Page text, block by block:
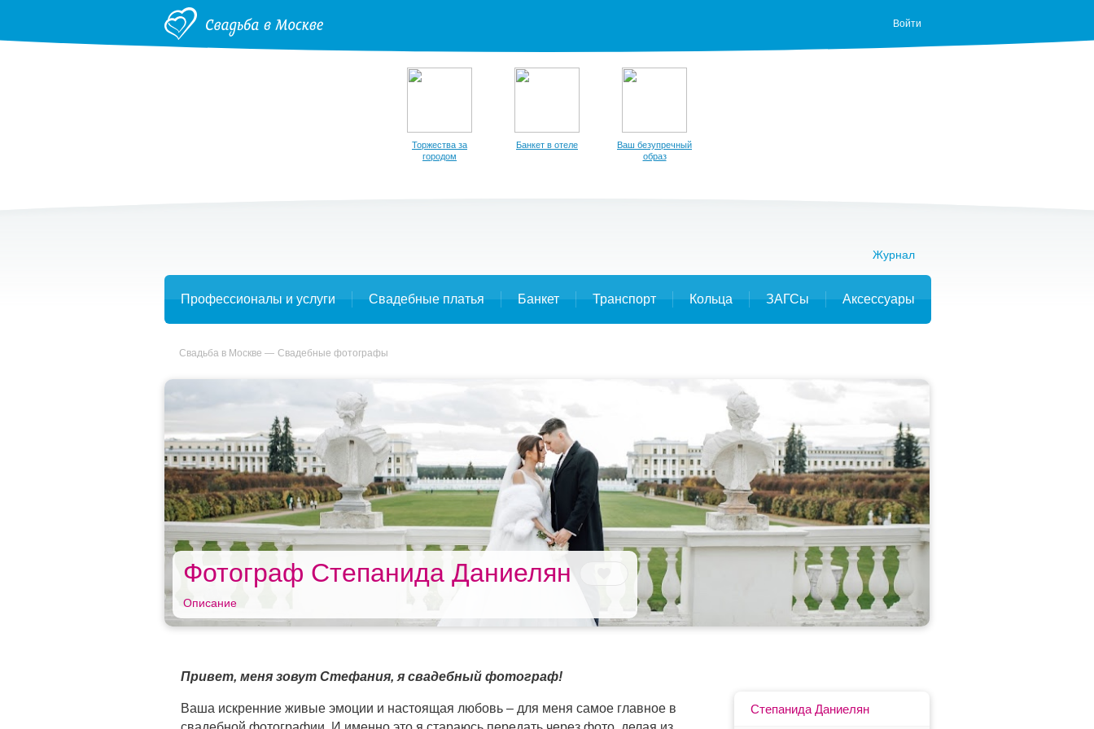
Войти
Торжества за
городом
Банкет в отеле
Ваш безупречный
образ
Журнал
Профессионалы и услуги Свадебные платья Банкет Транспорт Кольца ЗАГСы Аксессуары
Свадьба в Москве Свадебные фотографы
Фотограф Степанида Даниелян
Описание
Степанида Даниелян
Привет, меня зовут Стефания, я свадебный фотограф!
Ваша искренние живые эмоции и настоящая любовь – для меня самое главное в